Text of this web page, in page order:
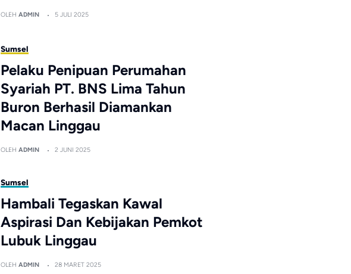
OLEHADMIN 5 JULI 2025
Sumsel
Pelaku Penipuan Perumahan
Syariah PT. BNS Lima Tahun
Buron Berhasil Diamankan
Macan Linggau
OLEHADMIN 2 JUNI 2025
Sumsel
Hambali Tegaskan Kawal
Aspirasi Dan Kebijakan Pemkot
Lubuk Linggau
OLEHADMIN 28 MARET 2025